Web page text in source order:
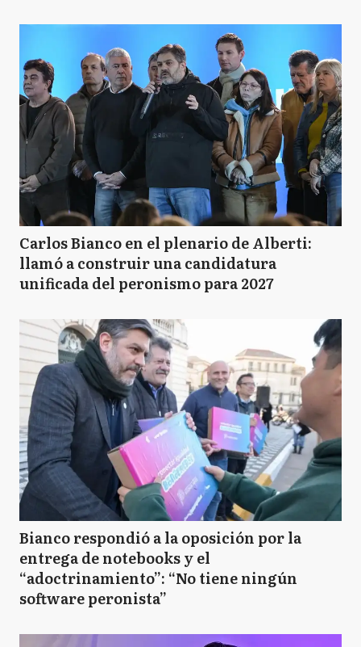
Carlos Bianco en el plenario de Alberti:
llamó a construir una candidatura
unificada del peronismo para 2027
Bianco respondió a la oposición por la
entrega de notebooks y el
“adoctrinamiento”: “No tiene ningún
software peronista”